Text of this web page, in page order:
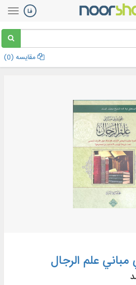
مقایسه (0
)
علم الرجال